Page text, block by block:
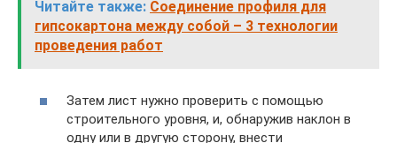
Читайте также: Соединение профиля для
гипсокартона между собой – 3 технологии
проведения работ
Затем лист нужно проверить с помощью
строительного уровня, и, обнаружив наклон в
одну или в другую сторону, внести